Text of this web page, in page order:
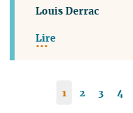
Louis Derrac
Lire
1 2 3 4